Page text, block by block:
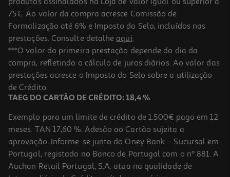
5.0
Cave De Vinhos Candy Divino Cwc034 34 Garrafas 90 L Wi-Fi
Preta
299.99 €/un
299,99 €
75€. Ao valor da compra acresce Comissão de
Formalização até 6% e Imposto do Selo, incluídos nas
prestações. Consulte detalhe aqui.
***O valor da primeira prestação depende do dia da
compra, refletindo o cálculo de juros diários. Ao valor das
prestações acresce o Imposto do Selo sobre a utilização
de Crédito.
TAEG DO CARTÃO DE CRÉDITO: 18,4 %
Exemplo para um limite de crédito de 1.500€ pago em 12
meses. TAN 17,60 %. Adesão ao Cartão sujeita a
aprovação. Informe-se junto do Oney Bank – Sucursal em
Portugal, registado no Banco de Portugal com o nº 881. A
Auchan Retail Portugal, S.A. atua na qualidade de